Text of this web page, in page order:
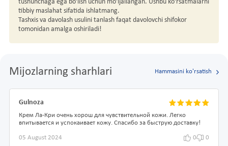
tushunchaga ega bo'lish uchun mo'ljallangan. Ushbu ko'rsatmalarni
tibbiy maslahat sifatida ishlatmang.
Tashxis va davolash usulini tanlash faqat davolovchi shifokor
tomonidan amalga oshiriladi!
Mijozlarning sharhlari Hammasini ko'rsatish
Gulnoza
Крем Ла-Кри очень хорош для чувствительной кожи. Легко
впитывается и успокаивает кожу. Спасибо за быструю доставку!
05 August 2024 0 0